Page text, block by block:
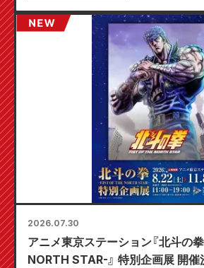
2026.07.30
アニメ東京ステーション『北斗の
NORTH STAR-』 特別企画展 開